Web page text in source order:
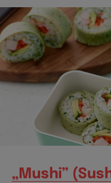
„Mushi”